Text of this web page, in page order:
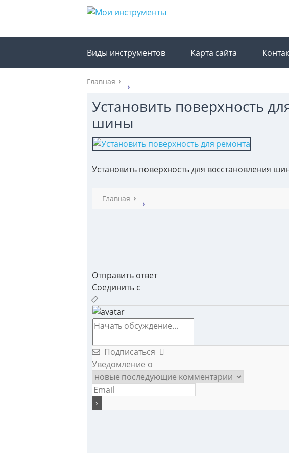
Виды инструментов Карта сайта
Главная
Установить поверхность
шины
Установить поверхность для восстановления
Главная
Отправить ответ
Соединить с
Подписаться
Уведомление о